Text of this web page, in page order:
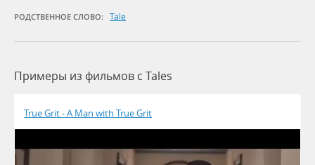
РОДСТВЕННОЕ СЛОВО: Tale
Примеры из фильмов c Tales
True Grit - A Man with True Grit